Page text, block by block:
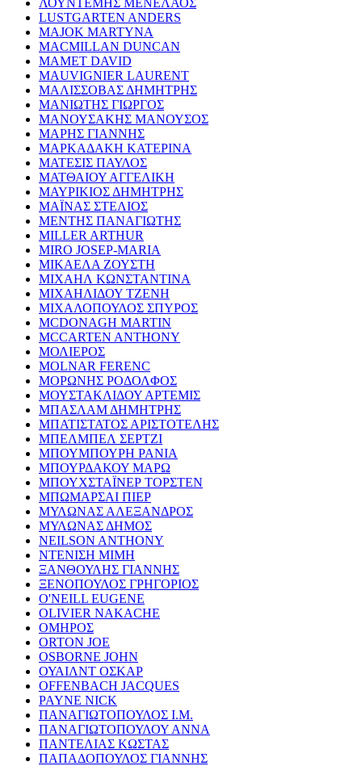
LUSTGARTEN ANDERS
MAJOK MARTYNA
MACMILLAN DUNCAN
MAMET DAVID
MAUVIGNIER LAURENT
ΜΑΛΙΣΣΟΒΑΣ ΔΗΜΗΤΡΗΣ
ΜΑΝΙΩΤΗΣ ΓΙΩΡΓΟΣ
ΜΑΝΟΥΣΑΚΗΣ ΜΑΝΟΥΣΟΣ
ΜΑΡΗΣ ΓΙΑΝΝΗΣ
ΜΑΡΚΑΔΑΚΗ ΚΑΤΕΡΙΝΑ
ΜΑΤΕΣΙΣ ΠΑΥΛΟΣ
ΜΑΤΘΑΙΟΥ ΑΓΓΕΛΙΚΗ
ΜΑΥΡΙΚΙΟΣ ΔΗΜΗΤΡΗΣ
ΜΑΪΝΑΣ ΣΤΕΛΙΟΣ
ΜΕΝΤΗΣ ΠΑΝΑΓΙΩΤΗΣ
MILLER ARTHUR
MIRO JOSEP-MARIA
ΜΙΚΑΕΛΑ ΖΟΥΣΤΗ
ΜΙΧΑΗΛ ΚΩΝΣΤΑΝΤΙΝΑ
ΜΙΧΑΗΛΙΔΟΥ ΤΖΕΝΗ
ΜΙΧΑΛΟΠΟΥΛΟΣ ΣΠΥΡΟΣ
MCDONAGH MARTIN
MCCARTEN ANTHONY
ΜΟΛΙΕΡΟΣ
MOLNAR FERENC
ΜΟΡΩΝΗΣ ΡΟΔΟΛΦΟΣ
ΜΟΥΣΤΑΚΛΙΔΟΥ ΑΡΤΕΜΙΣ
ΜΠΑΣΛΑΜ ΔΗΜΗΤΡΗΣ
ΜΠΑΤΙΣΤΑΤΟΣ ΑΡΙΣΤΟΤΕΛΗΣ
ΜΠΕΛΜΠΕΛ ΣΕΡΤΖΙ
ΜΠΟΥΜΠΟΥΡΗ ΡΑΝΙΑ
ΜΠΟΥΡΔΑΚΟΥ ΜΑΡΩ
ΜΠΟΥΧΣΤΑΪΝΕΡ ΤΟΡΣΤΕΝ
ΜΠΩΜΑΡΣΑΙ ΠΙΕΡ
ΜΥΛΩΝΑΣ ΑΛΕΞΑΝΔΡΟΣ
ΜΥΛΩΝΑΣ ΔΗΜΟΣ
NEILSON ANTHONY
ΝΤΕΝΙΣΗ ΜΙΜΗ
ΞΑΝΘΟΥΛΗΣ ΓΙΑΝΝΗΣ
ΞΕΝΟΠΟΥΛΟΣ ΓΡΗΓΟΡΙΟΣ
O'NEILL EUGENE
OLIVIER NAKACHE
ΟΜΗΡΟΣ
ORTON JOE
OSBORNE JOHN
ΟΥΑΙΛΝΤ ΟΣΚΑΡ
OFFENBACH JACQUES
PAYNE NICK
ΠΑΝΑΓΙΩΤΟΠΟΥΛΟΣ Ι.Μ.
ΠΑΝΑΓΙΩΤΟΠΟΥΛΟΥ ΑΝΝΑ
ΠΑΝΤΕΛΙΑΣ ΚΩΣΤΑΣ
ΠΑΠΑΔΟΠΟΥΛΟΣ ΓΙΑΝΝΗΣ